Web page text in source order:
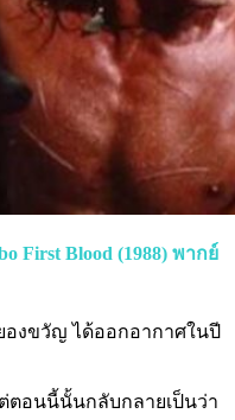
First Blood (1988) พากย์
องขวัญ ได้ออกอากาศในปี
ตอนนี้นั้นกลับกลายเป็นว่า